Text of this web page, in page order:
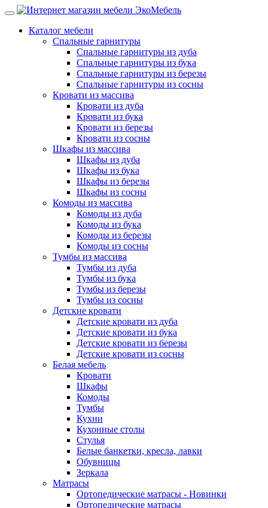
Каталог мебели
Спальные гарнитуры
Спальные гарнитуры из дуба
Спальные гарнитуры из бука
Спальные гарнитуры из березы
Спальные гарнитуры из сосны
Кровати из массива
Кровати из дуба
Кровати из бука
Кровати из березы
Кровати из сосны
Шкафы из массива
Шкафы из дуба
Шкафы из бука
Шкафы из березы
Шкафы из сосны
Комоды из массива
Комоды из дуба
Комоды из бука
Комоды из березы
Комоды из сосны
Тумбы из массива
Тумбы из дуба
Тумбы из бука
Тумбы из березы
Тумбы из сосны
Детские кровати
Детские кровати из дуба
Детские кровати из бука
Детские кровати из березы
Детские кровати из сосны
Белая мебель
Кровати
Шкафы
Комоды
Тумбы
Кухни
Кухонные столы
Стулья
Белые банкетки, кресла, лавки
Обувницы
Зеркала
Матрасы
Ортопедические матрасы - Новинки
Ортопедические матрасы